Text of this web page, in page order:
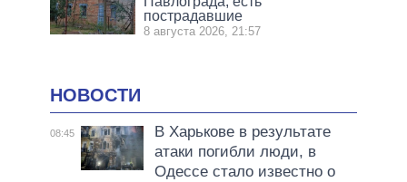
пострадавшие
8 августа 2026, 21:57
НОВОСТИ
08:45
В Харькове в результате
атаки погибли люди, в
Одессе стало известно о